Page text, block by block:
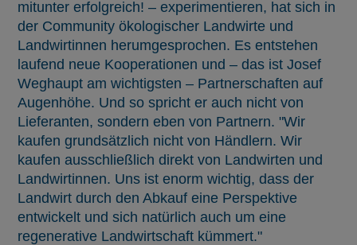
mitunter erfolgreich! – experimentieren, hat sich in
der Community ökologischer Landwirte und
Landwirtinnen herumgesprochen. Es entstehen
laufend neue Kooperationen und – das ist Josef
Weghaupt am wichtigsten – Partnerschaften auf
Augenhöhe. Und so spricht er auch nicht von
Lieferanten, sondern eben von Partnern. "Wir
kaufen grundsätzlich nicht von Händlern. Wir
kaufen ausschließlich direkt von Landwirten und
Landwirtinnen. Uns ist enorm wichtig, dass der
Landwirt durch den Abkauf eine Perspektive
entwickelt und sich natürlich auch um eine
regenerative Landwirtschaft kümmert."